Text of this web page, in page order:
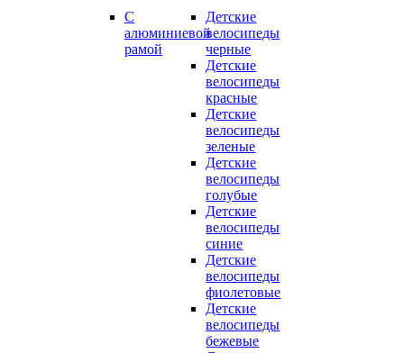
С
алюминиевой
рамой
Детские
велосипеды
черные
Детские
велосипеды
красные
Детские
велосипеды
зеленые
Детские
велосипеды
голубые
Детские
велосипеды
синие
Детские
велосипеды
фиолетовые
Детские
велосипеды
бежевые